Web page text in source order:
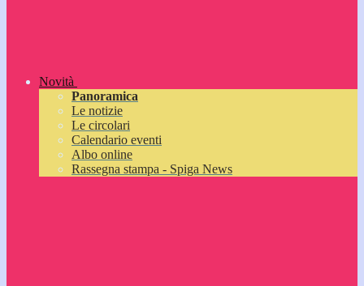
Novità
Panoramica
Le notizie
Le circolari
Calendario eventi
Albo online
Rassegna stampa - Spiga News